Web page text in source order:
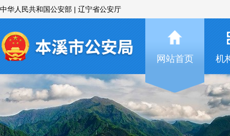
中华人民共和国公安部 | 辽宁省公安厅
网站首页 机